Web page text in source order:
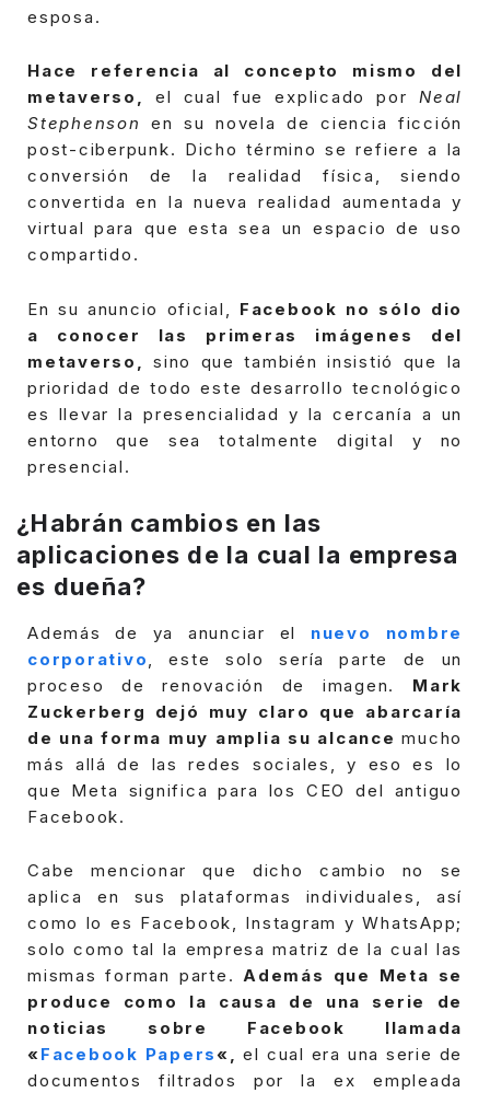
esposa.
Hace referencia al concepto mismo del
metaverso,
el cual fue explicado por Neal
Stephenson
en su novela de ciencia ficción
post-ciberpunk. Dicho término se refiere a la
conversión de la realidad física, siendo
convertida en la nueva realidad aumentada y
virtual para que esta sea un espacio de uso
compartido.
En su anuncio oficial, Facebook no sólo dio
a conocer las primeras imágenes del
metaverso,sino que también insistió que la
prioridad de todo este desarrollo tecnológico
es llevar la presencialidad y la cercanía a un
entorno que sea totalmente digital y no
presencial.
¿Habrán cambios en las
aplicaciones de la cual la empresa
es dueña?
Además de ya anunciar el nuevo nombre
corporativo
, este solo sería parte de un
proceso de renovación de imagen. Mark
Zuckerberg dejó muy claro que abarcaría
de una forma muy amplia su alcance mucho
más allá de las redes sociales, y eso es lo
que Meta significa para los CEO del antiguo
Facebook.
Cabe mencionar que dicho cambio no se
aplica en sus plataformas individuales, así
como lo es Facebook, Instagram y WhatsApp;
solo como tal la empresa matriz de la cual las
mismas forman parte.Además que Meta se
produce como la causa de una serie de
noticias sobre Facebook llamada
« Facebook Papers«, el cual era una serie de
documentos filtrados por la ex empleada